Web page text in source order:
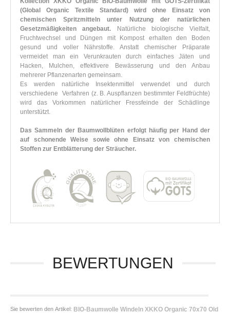
(Global Organic Textile Standard) wird ohne Einsatz von
chemischen Spritzmitteln unter Nutzung der natürlichen
Gesetzmäßigkeiten angebaut. Natürliche biologische Vielfalt,
Fruchtwechsel und Düngen mit Kompost erhalten den Boden
gesund und voller Nährstoffe. Anstatt chemischer Präparate
vermeidet man ein Verunkrauten durch einfaches Jäten und
Hacken, Mulchen, effektivere Bewässerung und den Anbau
mehrerer Pflanzenarten gemeinsam.
Es werden natürliche Insektenmittel verwendet und durch
verschiedene Verfahren (z. B. Auspflanzen bestimmter Feldfrüchte)
wird das Vorkommen natürlicher Fressfeinde der Schädlinge
unterstützt.
Das Sammeln der Baumwollblüten erfolgt häufig per Hand der
auf schonende Weise sowie ohne Einsatz von chemischen
Stoffen zur Entblätterung der Sträucher.
BEWERTUNGEN
Sie bewerten den Artikel: BIO-Baumwolle Windeln XKKO Organic 70x70 Old